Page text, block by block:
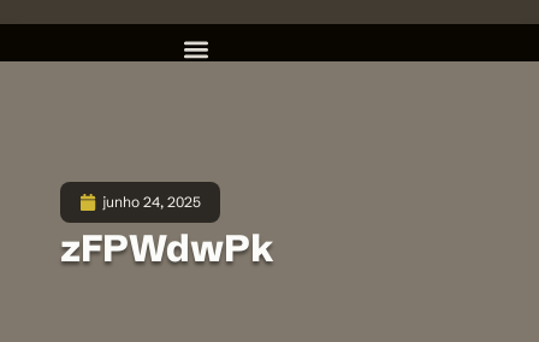
junho 24, 2025
zFPWdwPk